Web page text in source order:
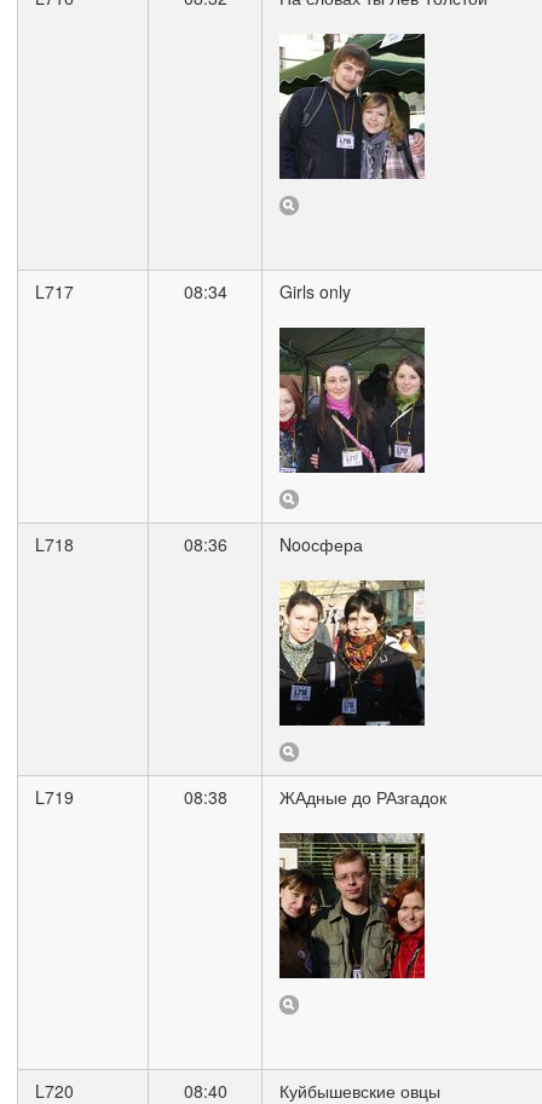
L717 08:34 Girls only
L718 08:36 Nooсфера
L719 08:38 ЖАдные до РАзгадок
L720 08:40 Куйбышевские овцы